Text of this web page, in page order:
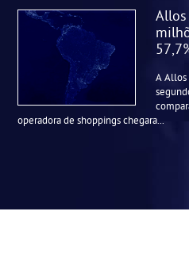
A Allos
operadora de shoppings chegara...